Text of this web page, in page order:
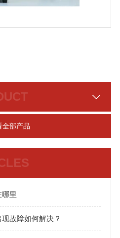
全部产品
里
故障如何解决？